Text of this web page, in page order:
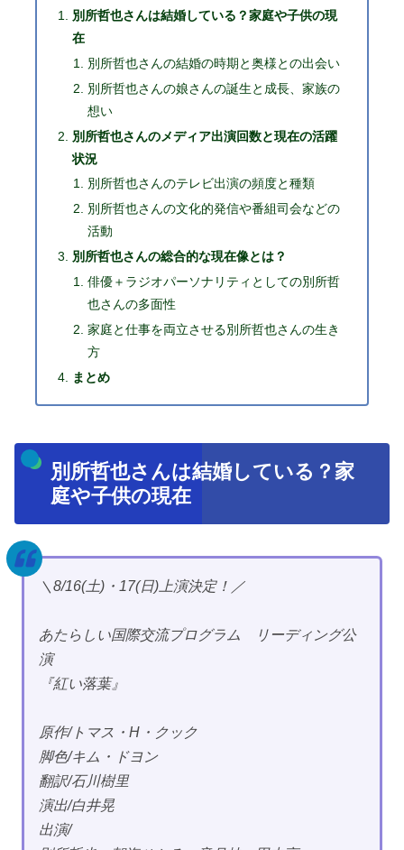
別所哲也さんは結婚している？家庭や子供の現
在
別所哲也さんの結婚の時期と奥様との出会い
別所哲也さんの娘さんの誕生と成長、家族の
想い
別所哲也さんのメディア出演回数と現在の活躍
状況
別所哲也さんのテレビ出演の頻度と種類
別所哲也さんの文化的発信や番組司会などの
活動
別所哲也さんの総合的な現在像とは？
俳優＋ラジオパーソナリティとしての別所哲
也さんの多面性
家庭と仕事を両立させる別所哲也さんの生き
方
まとめ
別所哲也さんは結婚している？家
庭や子供の現在
＼8/16(土)・17(日)上演決定！／
あたらしい国際交流プログラム リーディング公
演
『紅い落葉』
原作/トマス・H・クック
脚色/キム・ドヨン
翻訳/石川樹里
演出/白井晃
出演/